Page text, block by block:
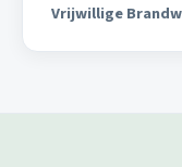
Vrijwillige